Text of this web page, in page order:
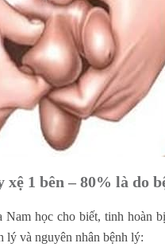
xệ 1 bên – 80% là do
Nam học cho biết, tinh hoàn
lý và nguyên nhân bệnh lý: